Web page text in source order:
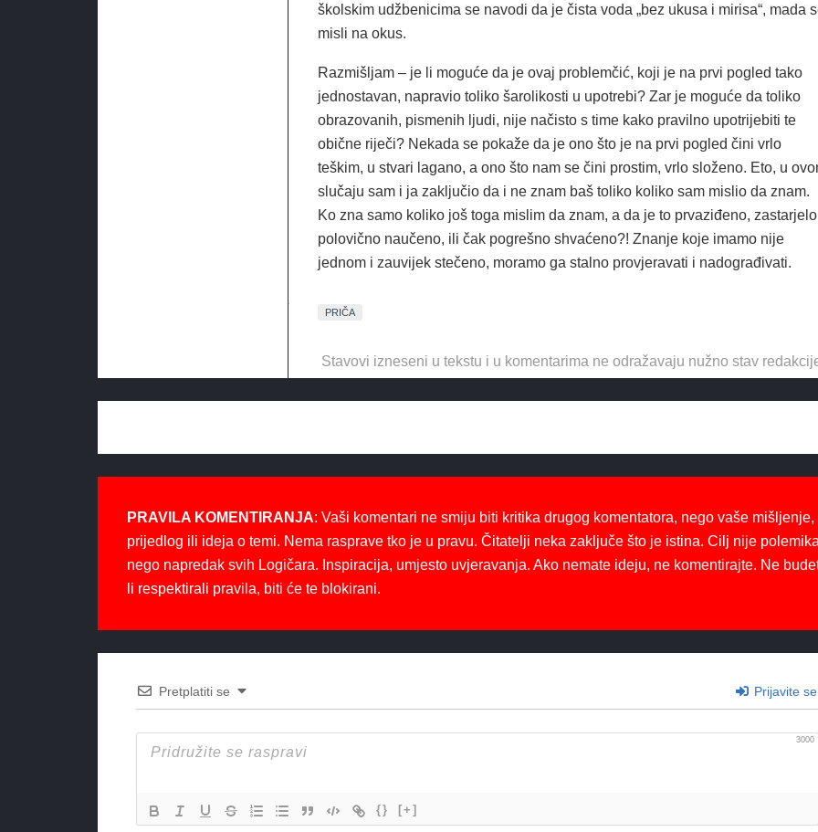
školskim udžbenicima se navodi da je čista voda „bez ukusa i mirisa“, mada
misli na okus.
Razmišljam – je li moguće da je ovaj problemčić, koji je na prvi pogled tako
jednostavan, napravio toliko šarolikosti u upotrebi? Zar je moguće da toliko
obrazovanih, pismenih ljudi, nije načisto s time kako pravilno upotrijebiti te
obične riječi? Nekada se pokaže da je ono što je na prvi pogled čini vrlo
teškim, u stvari lagano, a ono što nam se čini prostim, vrlo složeno. Eto, u
slučaju sam i ja zaključio da i ne znam baš toliko koliko sam mislio da znam.
Ko zna samo koliko još toga mislim da znam, a da je to prvaziđeno,
polovično naučeno, ili čak pogrešno shvaćeno?! Znanje koje imamo nije
jednom i zauvijek stečeno, moramo ga stalno provjeravati i nadograđivati.
PRIČA
Stavovi izneseni u tekstu i u komentarima ne odražavaju nužno stav
PRAVILA KOMENTIRANJA: Vaši komentari ne smiju biti kritika drugog komentatora, nego vaše mišljenje,
prijedlog ili ideja o temi. Nema rasprave tko je u pravu. Čitatelji neka zaključe što je istina. Cilj nije
nego napredak svih Logičara. Inspiracija, umjesto uvjeravanja. Ako nemate ideju, ne komentirajte. Ne
li respektirali pravila, biti će te blokirani.
Pretplatiti se Prijavite se
3000
{} [+]